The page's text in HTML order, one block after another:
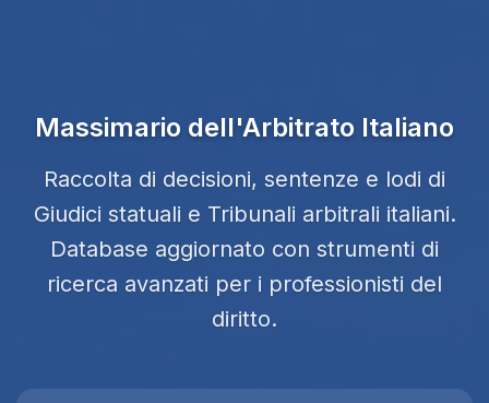
Massimario dell'Arbitrato Italiano
Raccolta di decisioni, sentenze e lodi di
Giudici statuali e Tribunali arbitrali italiani.
Database aggiornato con strumenti di
ricerca avanzati per i professionisti del
diritto.